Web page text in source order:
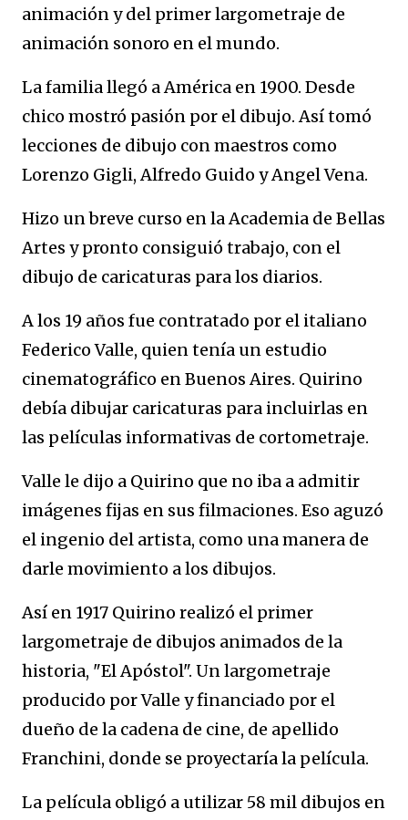
animación y del primer largometraje de
animación sonoro en el mundo.
La familia llegó a América en 1900. Desde
chico mostró pasión por el dibujo. Así tomó
lecciones de dibujo con maestros como
Lorenzo Gigli, Alfredo Guido y Angel Vena.
Hizo un breve curso en la Academia de Bellas
Artes y pronto consiguió trabajo, con el
dibujo de caricaturas para los diarios.
A los 19 años fue contratado por el italiano
Federico Valle, quien tenía un estudio
cinematográfico en Buenos Aires. Quirino
debía dibujar caricaturas para incluirlas en
las películas informativas de cortometraje.
Valle le dijo a Quirino que no iba a admitir
imágenes fijas en sus filmaciones. Eso aguzó
el ingenio del artista, como una manera de
darle movimiento a los dibujos.
Así en 1917 Quirino realizó el primer
largometraje de dibujos animados de la
historia, "El Apóstol". Un largometraje
producido por Valle y financiado por el
dueño de la cadena de cine, de apellido
Franchini, donde se proyectaría la película.
La película obligó a utilizar 58 mil dibujos en